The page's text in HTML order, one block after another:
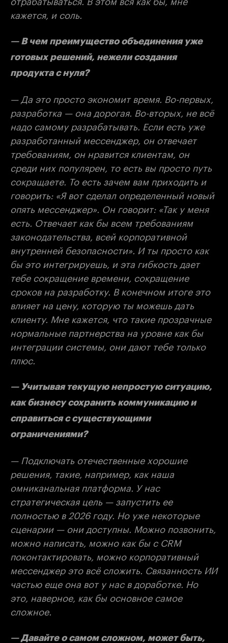
кажется, и соль.
— В чем преимущество объединения уже
готовых решений, нежели создания
продукта с нуля?
— Да это просто экономит время. Во-первых,
разработка — она дорогая. Во-вторых, не всё
надо самому разрабатывать. Если есть уже
разработанный мессенджер, он отвечает
требованиям, он нравится клиентам, он
среди них популярен, то есть вы просто путь
сокращаете. То есть зачем вам приходить и
говорить: «Я вот сделал определенный новый
опять мессенджер». Он говорит: «Так у меня
есть. Отвечает как бы всем требованиям
законодательства, всей корпоративной
внутренней безопасности». И ты просто как
бы это интегрируешь, и эта гибкость дает
тебе сокращение времени, сокращение
сроков на разработку. В конечном итоге это
влияет на цену, которую ты можешь дать
клиенту. Мне кажется, что такие прозрачные
нормальные партнерства на уровне как бы
интеграции системы, они дают тебе только
плюс.
— Учитывая текущую непростую ситуацию,
как бизнесу сохранить коммуникацию и
справиться с существующими
ограничениями?
— Подключать отечественные хорошие
решения, такие, например, как наша
омниканальная платформа. У нас
стратегическая цель — запустить ее
полностью в 2026 году. Но уже некоторые
сценарии — они доступны. Можно позвонить,
можно написать, можно как бы с CRM
поконтактировать, можно корпоративный
мессенджер это всё сложить. Связанность ИИ
частью еще она вот у нас в доработке. Но
это, наверное, как бы основное самое
сложное.
— Давайте о самом сложном, может быть,